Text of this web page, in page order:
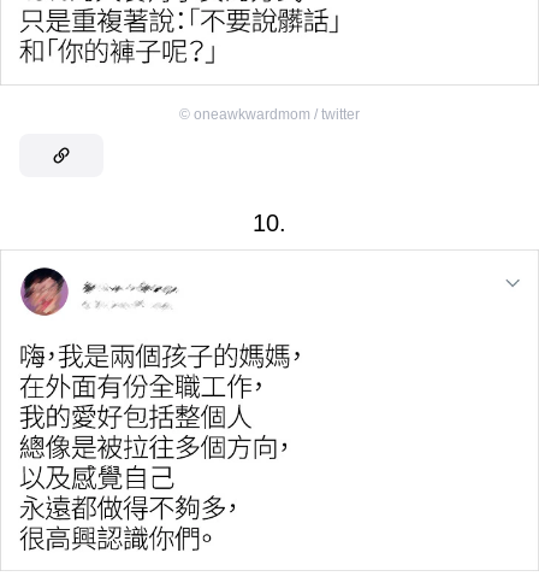
© oneawkwardmom / twitter
10.